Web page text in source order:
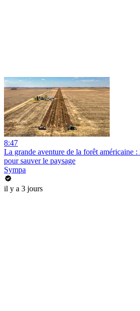
8:47
La grande aventure de la forêt américaine
pour sauver le paysage
Sympa
il y a 3 jours